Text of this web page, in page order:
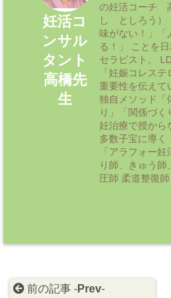
妊活コ
ンサル
タント
高橋先
生
の妊活コーチ
し としろう）
味がない！」「
る！」 ことを
セラピスト。
「妊娠コレス
重要性を伝えて
独自メソッド「
り」「関係づく
妊治療で授から
多数子宝に導く
「アラフォー
り師、きゅう師
圧師 柔道整復
前の記事 -Prev-